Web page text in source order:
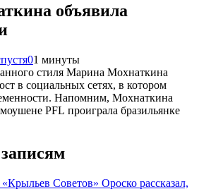
объявила
01 минуты
стиля Марина Мохнаткина
в социальных сетях, в котором
Напомним, Мохнаткина
PFL проиграла бразильянке
Советов» Ороско рассказал,